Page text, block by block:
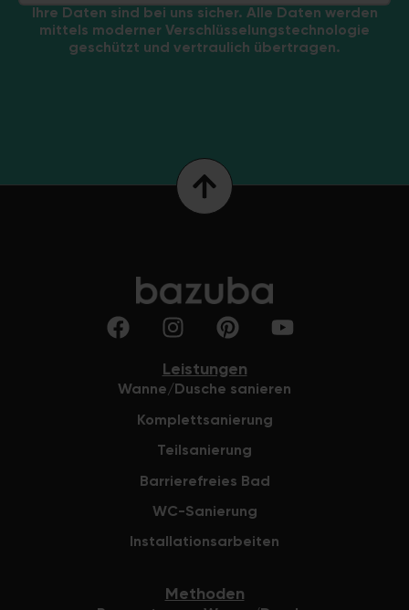
Ihre Daten sind bei uns sicher. Alle Daten werden
mittels moderner Verschlüsselungstechnologie
geschützt und vertraulich übertragen.
Leistungen
Wanne/Dusche sanieren
Komplettsanierung
Teilsanierung
Barrierefreies Bad
WC-Sanierung
Installationsarbeiten
Methoden